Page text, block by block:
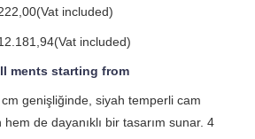
(Vat included)
(Vat included)
ments starting from
genişliğinde, siyah temperli cam
de dayanıklı bir tasarım sunar. 4